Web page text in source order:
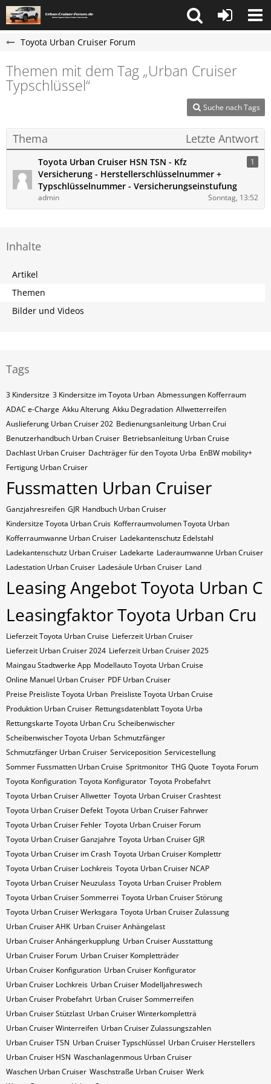
Toyota Urban Cruiser Forum
Themen mit dem Tag „Urban Cruiser​​​​
Typschlüssel“
Suche nach Tags
Thema Letzte Antwort
Toyota Urban Cruiser HSN TSN - Kfz
Versicherung - Herstellerschlüsselnummer +
Typschlüsselnummer - Versicherungseinstufung
1
admin Sonntag, 13:52
Inhalte
Artikel
Themen
Bilder und Videos
Tags
3 Kindersitze 3 Kindersitze im Toyota Urban Abmessungen Kofferraum
ADAC e-Charge Akku Alterung Akku Degradation Allwetterreifen
Auslieferung Urban Cruiser 202 Bedienungsanleitung Urban Crui
Benutzerhandbuch Urban Cruiser Betriebsanleitung Urban Cruise
Dachlast Urban Cruiser Dachträger für den Toyota Urba EnBW mobility+
Fertigung Urban Cruiser
Fussmatten Urban Cruiser
Ganzjahresreifen GJR Handbuch Urban Cruiser
Kindersitze Toyota Urban Cruis Kofferraumvolumen Toyota Urban
Kofferraumwanne Urban Cruiser Ladekantenschutz Edelstahl
Ladekantenschutz Urban Cruiser Ladekarte Laderaumwanne Urban Cruiser
Ladestation Urban Cruiser Ladesäule Urban Cruiser Land
Leasing Angebot Toyota Urban C
Leasingfaktor Toyota Urban Cru
Lieferzeit Toyota Urban Cruise Lieferzeit Urban Cruiser
Lieferzeit Urban Cruiser 2024 Lieferzeit Urban Cruiser 2025
Maingau Stadtwerke App Modellauto Toyota Urban Cruise
Online Manuel Urban Cruiser PDF Urban Cruiser
Preise Preisliste Toyota Urban Preisliste Toyota Urban Cruise
Produktion Urban Cruiser Rettungsdatenblatt Toyota Urba
Rettungskarte Toyota Urban Cru Scheibenwischer
Scheibenwischer Toyota​ Urban Schmutzfänger
Schmutzfänger Urban Cruiser Serviceposition Servicestellung
Sommer Fussmatten Urban Cruise Spritmonitor THG Quote Toyota Forum
Toyota Konfiguration Toyota Konfigurator Toyota Probefahrt
Toyota Urban Cruiser Allwetter Toyota Urban Cruiser Crashtest
Toyota Urban Cruiser Defekt Toyota Urban Cruiser Fahrwer
Toyota Urban Cruiser Fehler Toyota Urban Cruiser Forum
Toyota Urban Cruiser Ganzjahre Toyota Urban Cruiser GJR
Toyota Urban Cruiser im Crash Toyota Urban Cruiser Komplettr
Toyota Urban Cruiser Lochkreis Toyota Urban Cruiser NCAP
Toyota Urban Cruiser Neuzulass Toyota Urban Cruiser Problem
Toyota Urban Cruiser Sommerrei Toyota Urban Cruiser Störung
Toyota Urban Cruiser Werksgara Toyota Urban Cruiser Zulassung
Urban Cruiser AHK Urban Cruiser Anhängelast
Urban Cruiser Anhängerkupplung Urban Cruiser Ausstattung
Urban Cruiser Forum Urban Cruiser Kompletträder
Urban Cruiser Konfiguration Urban Cruiser Konfigurator
Urban Cruiser Lochkreis Urban Cruiser Modelljahreswech
Urban Cruiser Probefahrt Urban Cruiser Sommerreifen
Urban Cruiser Stützlast Urban Cruiser Winterkompletträ
Urban Cruiser Winterreifen Urban Cruiser Zulassungszahlen
Urban Cruiser​​​​ TSN Urban Cruiser​​​​ Typschlüssel Urban Cruiser​​​​​ Herstellers
Urban Cruiser​​​​​ HSN Waschanlagenmous Urban Cruiser
Waschen Urban Cruiser Waschstraße Urban Cruiser Werk